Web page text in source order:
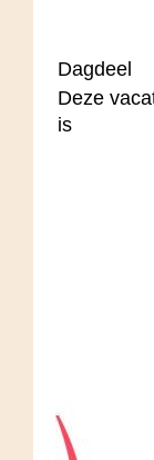
Dagdeel
Deze
is